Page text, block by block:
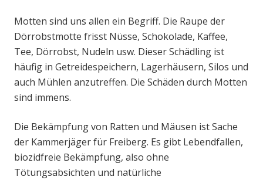
Motten sind uns allen ein Begriff. Die Raupe der
Dörrobstmotte frisst Nüsse, Schokolade, Kaffee,
Tee, Dörrobst, Nudeln usw. Dieser Schädling ist
häufig in Getreidespeichern, Lagerhäusern, Silos und
auch Mühlen anzutreffen. Die Schäden durch Motten
sind immens.
Die Bekämpfung von Ratten und Mäusen ist Sache
der Kammerjäger für Freiberg. Es gibt Lebendfallen,
biozidfreie Bekämpfung, also ohne
Tötungsabsichten und natürliche